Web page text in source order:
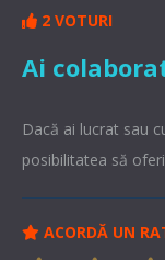
2 VOTURI
Ai
Dacă ai lucrat sau
posibilitatea să
ACORDĂ UN